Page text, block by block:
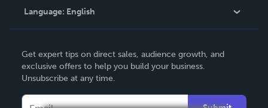
Contact Support
Language: English
Deutsch
Français
Get expert tips on direct sales, audience growth, and
exclusive offers to help you build your business.
Unsubscribe at any time.